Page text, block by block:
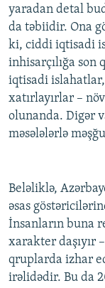
yaradan detal
da təbiidir. Ona
ki, ciddi iqtisadi
inhisarçılığa son
iqtisadi islahatlar,
xatırlayırlar –
olunanda. Digər
məsələlərlə
Beləliklə,
əsas
İnsanların buna
xarakter daşıyır
qruplarda izhar
irəlidədir. Bu da